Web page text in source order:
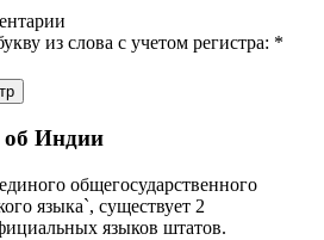
из слова с учетом регистра: *
об Индии
общегосударственного
языка`, существует 2
языков штатов.